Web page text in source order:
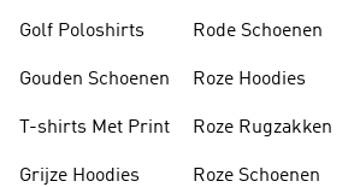
Golf Poloshirts
Gouden Schoenen
T-shirts Met Print
Grijze Hoodies
Rode Schoenen
Roze Hoodies
Roze Rugzakken
Roze Schoenen